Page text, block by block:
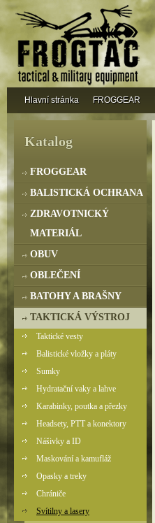
Katalog
FROGGEAR
BALISTICKÁ OCHRANA
ZDRAVOTNICKÝ
MATERIÁL
OBUV
OBLEČENÍ
BATOHY A BRAŠNY
TAKTICKÁ VÝSTROJ
Taktické vesty
Balistické vložky a pláty
Sumky
Hydratační vaky a lahve
Karabinky, poutka a přezky
Headsety, PTT a konektory
Nášivky a ID
Maskování a kamufláž
Opasky a treky
Chrániče
Svítilny a lasery
Hlavní stránka FROGGEAR